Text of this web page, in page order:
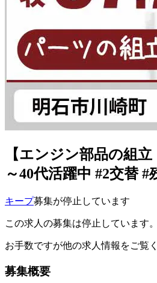
【エンジン部品の組
～40代活躍中 #2交替
キープ募集が停止しています
この求人の募集は停止しています。
お手数ですが他の求人情報をご覧
募集概要